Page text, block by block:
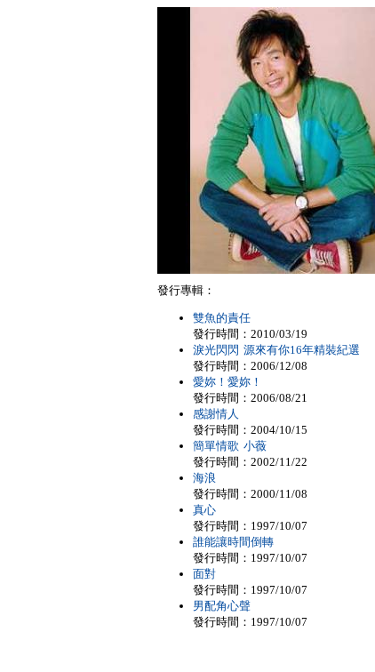
發行專輯：
雙魚的責任
發行時間：2010/03/19
淚光閃閃 源來有你16年精裝紀選
發行時間：2006/12/08
愛妳！愛妳！
發行時間：2006/08/21
感謝情人
發行時間：2004/10/15
簡單情歌 小薇
發行時間：2002/11/22
海浪
發行時間：2000/11/08
真心
發行時間：1997/10/07
誰能讓時間倒轉
發行時間：1997/10/07
面對
發行時間：1997/10/07
男配角心聲
發行時間：1997/10/07